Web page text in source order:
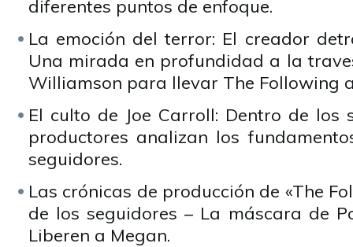
diferentes puntos de enfoque.
La emoción del terror: El creador
Una mirada en profundidad a la
Williamson para llevar The Following
El culto de Joe Carroll: Dentro de los
productores analizan los
seguidores.
Las crónicas de producción de «The
de los seguidores – La máscara de
Liberen a Megan.